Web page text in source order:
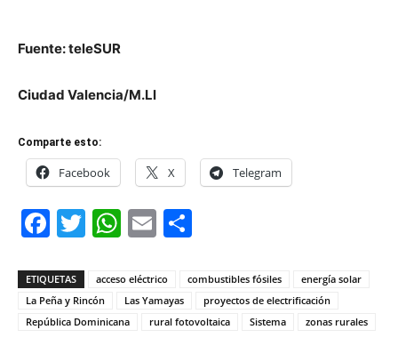
Fuente: teleSUR
Ciudad Valencia/M.Ll
Comparte esto:
Facebook X Telegram
Facebook
Twitter
WhatsApp
Email
ETIQUETAS acceso eléctrico combustibles fósiles
energía solar
La Peña y Rincón
Las Yamayas
proyectos de electrificación
República Dominicana
rural fotovoltaica Sistema zonas rurales